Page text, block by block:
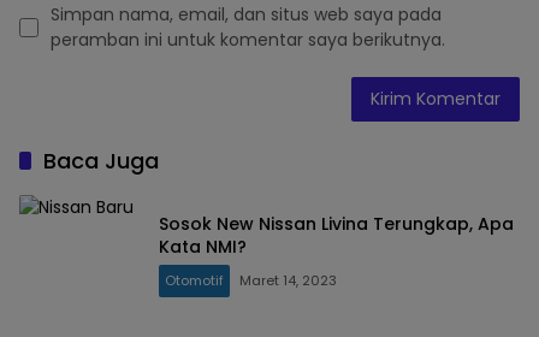
Simpan nama, email, dan situs web saya pada
peramban ini untuk komentar saya berikutnya.
Baca Juga
Sosok New Nissan Livina Terungkap, Apa
Kata NMI?
Otomotif Maret 14, 2023